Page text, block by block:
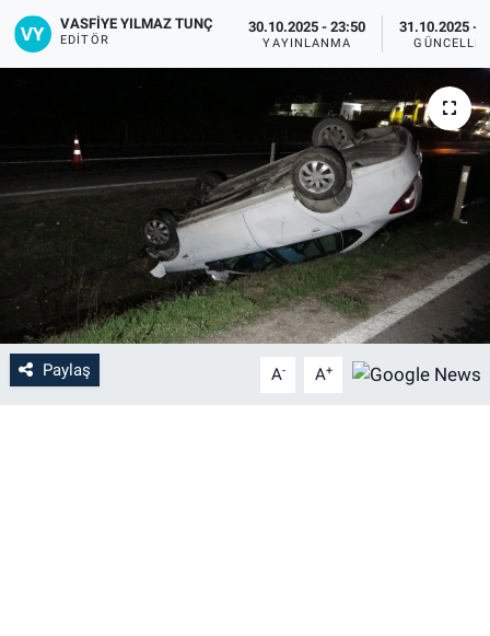
VASFIYE YILMAZ TUNÇ
EDITÖR
30.10.2025 - 23:50
YAYINLANMA
31.10.2025 -
Paylaş A- A+